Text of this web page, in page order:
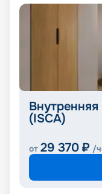
(ISCA)
от 29 370 ₽ /